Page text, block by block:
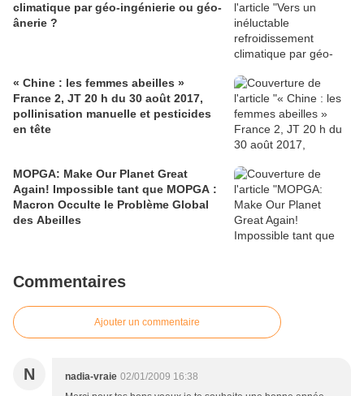
climatique par géo-ingénierie ou géo-
ânerie ?
« Chine : les femmes abeilles »
France 2, JT 20 h du 30 août 2017,
pollinisation manuelle et pesticides
en tête
MOPGA: Make Our Planet Great
Again! Impossible tant que MOPGA :
Macron Occulte le Problème Global
des Abeilles
Commentaires
Ajouter un commentaire
N nadia-vraie 02/01/2009 16:38